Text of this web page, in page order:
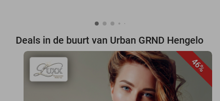
Deals in de buurt van Urban GRND Hengelo
46%